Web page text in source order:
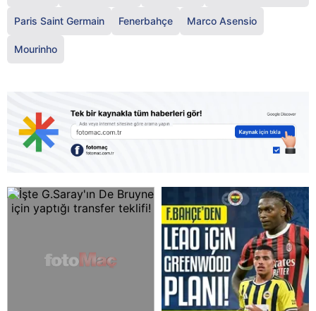
Paris Saint Germain Fenerbahçe Marco Asensio
Mourinho